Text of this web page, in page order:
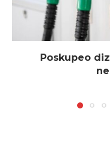
Poskupeo